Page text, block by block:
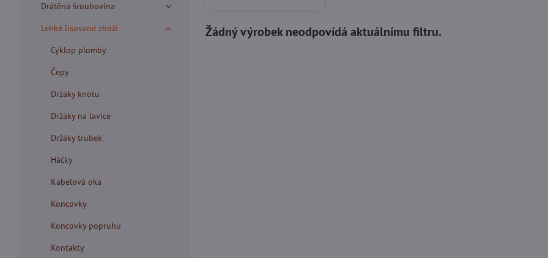
Drátěná šroubovina
Lehké lisované zboží
Cyklop plomby
Čepy
Držáky knotu
Držáky na lavice
Držáky trubek
Háčky
Kabelová oka
Koncovky
Koncovky popruhu
Kontakty